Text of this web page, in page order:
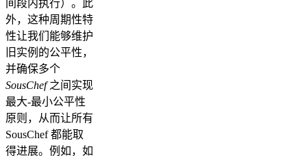
间段内执行）。此
外，这种周期性特
性让我们能够维护
旧实例的公平性，
并确保多个
SousChef之间实现
最大-最小公平性
原则，从而让所有
SousChef 都能取
得进展。例如，如